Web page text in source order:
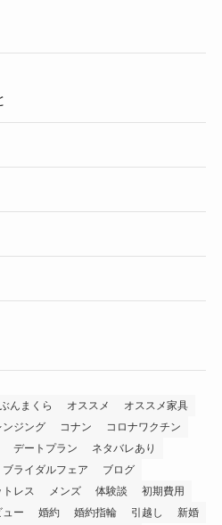
んまくら オススメ
オススメ家具
ンジング コナン
コロナワクチン
デートプラン
ネタバレあり
ブライダルフェア
ブログ
トレス メンズ 体験談
初期費用
ー 婚約 婚約指輪 引越し
新婚